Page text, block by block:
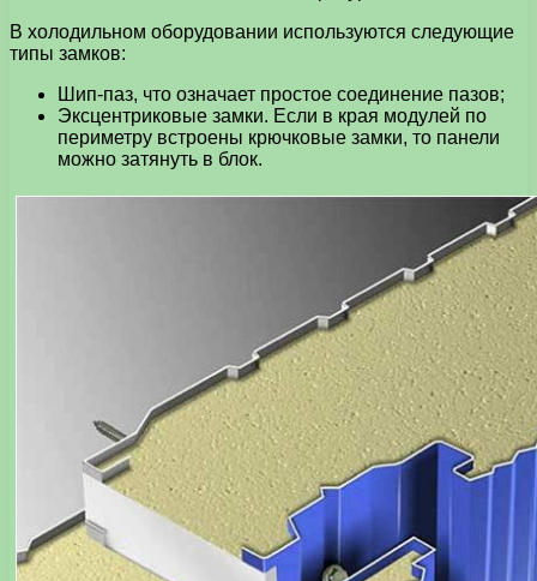
В холодильном оборудовании используются следующие
типы замков:
Шип-паз, что означает простое соединение пазов;
Эксцентриковые замки. Если в края модулей по
периметру встроены крючковые замки, то панели
можно затянуть в блок.